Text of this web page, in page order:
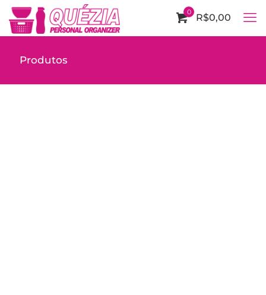
0 R$0,00
Produtos